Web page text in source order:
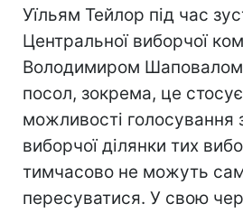
Уїльям Тейлор під час
Центральної виборчої
Володимиром
посол, зокрема, це
можливості
виборчої ділянки тих
тимчасово не можуть
пересуватися. У свою